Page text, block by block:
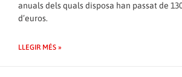
anuals dels quals disposa han passat de
d’euros.
LLEGIR MÉS »